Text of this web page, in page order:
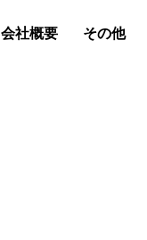
会社概要 その他